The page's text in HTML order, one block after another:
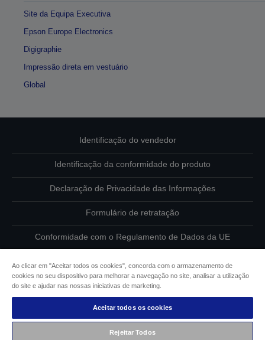
Site da Equipa Executiva
Epson Europe Electronics
Digigraphie
Impressão direta em vestuário
Global
Identificação do vendedor
Identificação da conformidade do produto
Declaração de Privacidade das Informações
Formulário de retratação
Conformidade com o Regulamento de Dados da UE
Informações sobre cookies
Compromisso da Epson para com a acessibilidade
Ao clicar em "Aceitar todos os cookies", concorda com o armazenamento de
cookies no seu dispositivo para melhorar a navegação no site, analisar a utilização
do site e ajudar nas nossas iniciativas de marketing.
Aceitar todos os cookies
Rejeitar Todos